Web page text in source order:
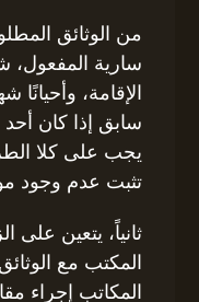
من الوثائق
سارية المفعول،
الإقامة،
سابق إذا كان أحد
يجب على كلا
تثبت عدم وجود
ثانياً، يتعين
المكتب مع
المكاتب إجراء